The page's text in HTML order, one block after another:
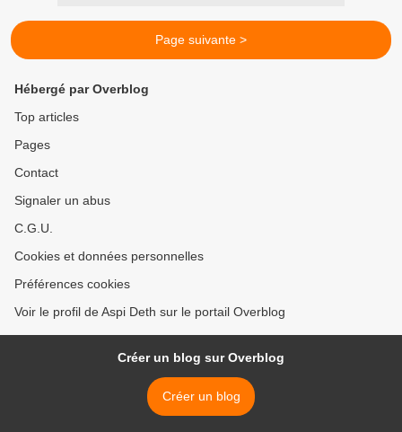
Page suivante >
Hébergé par Overblog
Top articles
Pages
Contact
Signaler un abus
C.G.U.
Cookies et données personnelles
Préférences cookies
Voir le profil de Aspi Deth sur le portail Overblog
Créer un blog sur Overblog
Créer un blog